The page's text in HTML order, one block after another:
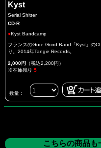
Kyst
Serial Shitter
CD-R
●Kyst Bandcamp
フランスのGore Grind Band「Kyst」の
り。2014年Tangie Records。
2,000円 （税込2,200円）
※在庫残り 5
数量：
こちらの商品も